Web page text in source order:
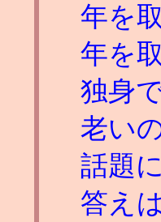
年を
年を
独身
老い
話題
答え